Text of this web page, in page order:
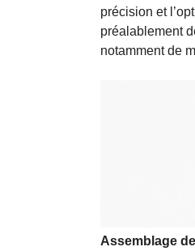
précision et
préalablement
notamment de
Assemblage